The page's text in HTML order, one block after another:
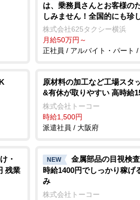
は、乗務員さんとお客様の
しみません！全国的にも珍
に3年で買い替えるから快
現在、以下の営業所でも乗
おります♪ →本社営業所 〒
株式会社625タクシー横浜
月給50万円～
正社員 / アルバイト・パート /
原材料の加工など工場スタ
&有休が取りやすい 高時給
株式会社トーコー
時給1,500円
派遣社員 / 大阪府
・
残業
NEW
金属部品の目視検
時給1400円でしっかり稼げ
み
株式会社トーコー